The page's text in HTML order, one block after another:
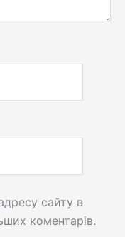
сайту в
коментарів.